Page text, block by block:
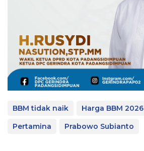
BBM tidak naik Harga BBM 2026
Pertamina
Prabowo Subianto